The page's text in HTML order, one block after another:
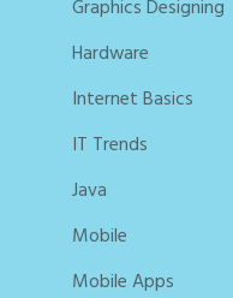
Graphics Designing
Hardware
Internet Basics
IT Trends
Java
Mobile
Mobile Apps